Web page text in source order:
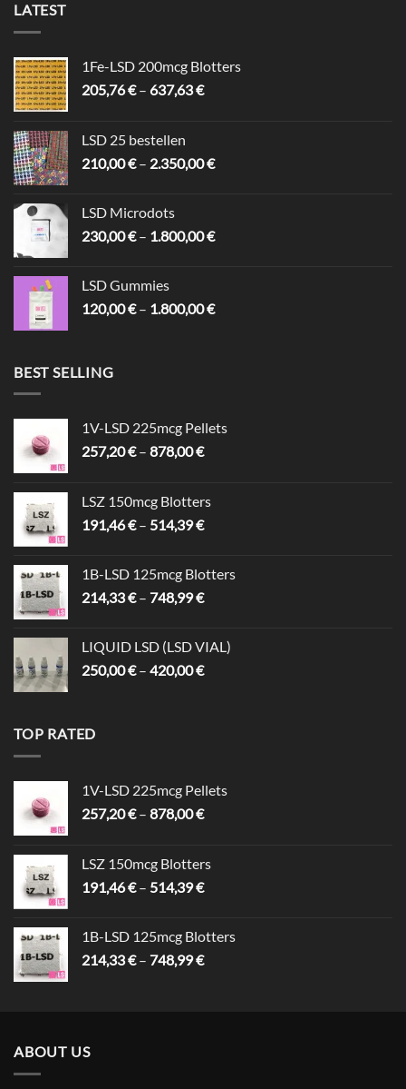
LATEST
1Fe-LSD 200mcg Blotters
205,76€ – 637,63€Preisspanne:
LSD 25 bestellen
210,00€ – 2.350,00€Preisspanne:
LSD Microdots
230,00€ – 1.800,00€Preisspanne:
LSD Gummies
120,00€ – 1.800,00€Preisspanne:
BEST SELLING
1V-LSD 225mcg Pellets
257,20€ – 878,00€Preisspanne:
878,00 €
LSZ 150mcg Blotters
191,46€ – 514,39€Preisspanne:
514,39 €
1B-LSD 125mcg Blotters
214,33€ – 748,99€Preisspanne:
748,99 €
LIQUID LSD (LSD VIAL)
250,00€ – 420,00€Preisspanne:
TOP RATED
1V-LSD 225mcg Pellets
257,20€ – 878,00€Preisspanne:
878,00 €
LSZ 150mcg Blotters
191,46€ – 514,39€Preisspanne:
514,39 €
1B-LSD 125mcg Blotters
214,33€ – 748,99€Preisspanne:
ABOUT US